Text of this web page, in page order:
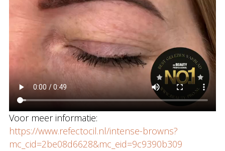
Voor meer informatie:
https://www.refectocil.nl/intense-browns?
mc_cid=2be08d6628&mc_eid=9c9390b309